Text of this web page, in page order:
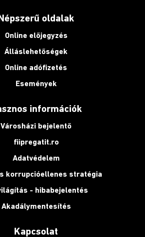
oldalak
Online előjegyzés
Álláslehetőségek
Online adófizetés
Események
információk
Városházi bejelentő
fiipregatit.ro
Adatvédelem
korrupcióellenes stratégia
- hibabejelentés
Akadálymentesítés
Kapcsolat